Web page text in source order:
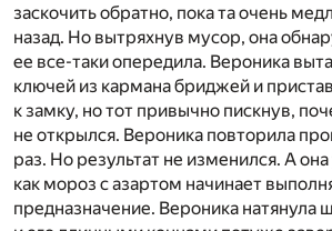
заскочить обратно, пока та очень
назад. Но вытряхнув мусор, она
ее все-таки опередила. Вероника
ключей из кармана бриджей и
к замку, но тот привычно пискнув,
не открылся. Вероника повторила
раз. Но результат не изменился. А
как мороз с азартом начинает
предназначение. Вероника натянула